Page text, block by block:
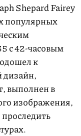
Shepard Fairey
популярных
с 42-часовым
к
дизайн,
выполнен в
изображения,